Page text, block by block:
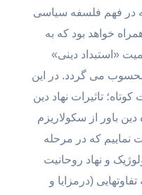
در فهم فلسفه سیاسی
خواهد بود که به
«استبداد دینی»
می گردد. در این
تاثیرات نهاد دین
باور از سکولاریزم
نماییم که در مرحله
و نهاد روحانیت
(درمزایا و